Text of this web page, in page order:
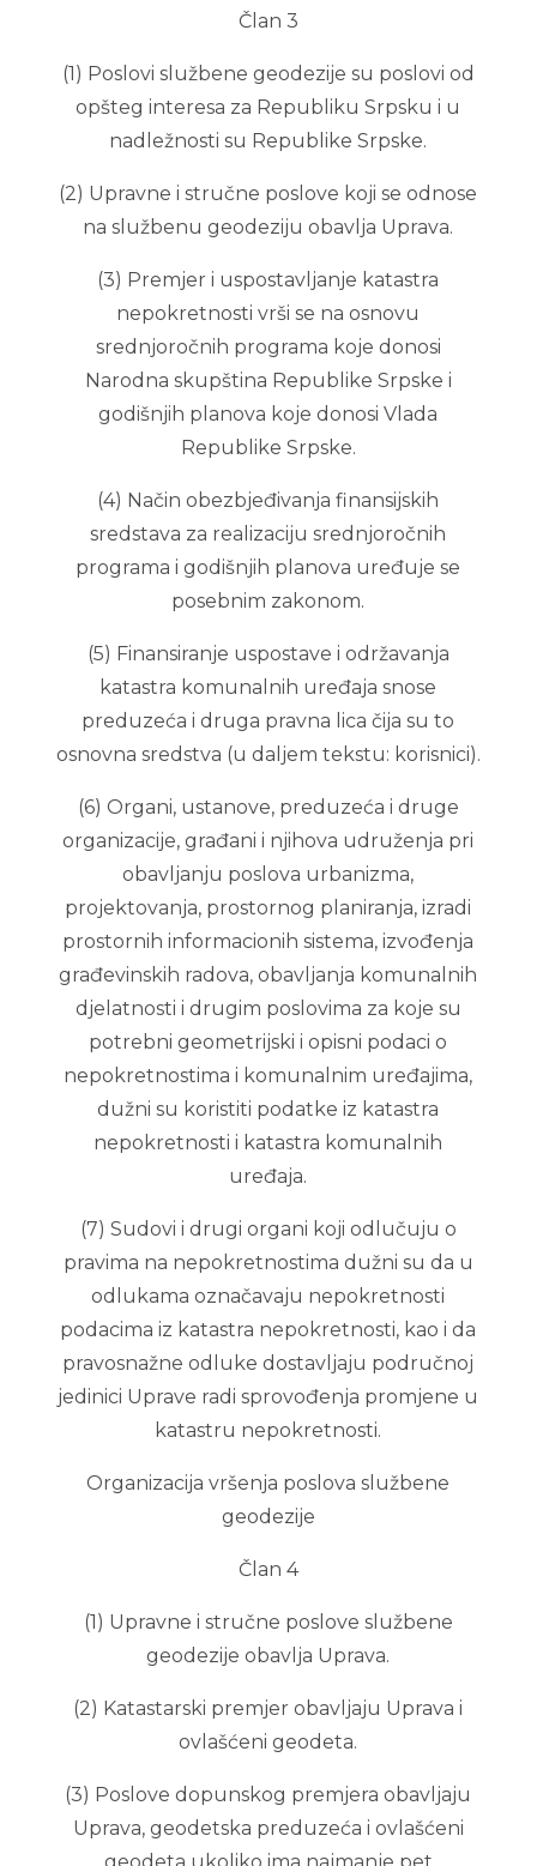
Član 3
(1) Poslovi službene geodezije su poslovi od
opšteg interesa za Republiku Srpsku i u
nadležnosti su Republike Srpske.
(2) Upravne i stručne poslove koji se odnose
na službenu geodeziju obavlja Uprava.
(3) Premjer i uspostavljanje katastra
nepokretnosti vrši se na osnovu
srednjoročnih programa koje donosi
Narodna skupština Republike Srpske i
godišnjih planova koje donosi Vlada
Republike Srpske.
(4) Način obezbjeđivanja finansijskih
sredstava za realizaciju srednjoročnih
programa i godišnjih planova uređuje se
posebnim zakonom.
(5) Finansiranje uspostave i održavanja
katastra komunalnih uređaja snose
preduzeća i druga pravna lica čija su to
osnovna sredstva (u daljem tekstu: korisnici).
(6) Organi, ustanove, preduzeća i druge
organizacije, građani i njihova udruženja pri
obavljanju poslova urbanizma,
projektovanja, prostornog planiranja, izradi
prostornih informacionih sistema, izvođenja
građevinskih radova, obavljanja komunalnih
djelatnosti i drugim poslovima za koje su
potrebni geometrijski i opisni podaci o
nepokretnostima i komunalnim uređajima,
dužni su koristiti podatke iz katastra
nepokretnosti i katastra komunalnih
uređaja.
(7) Sudovi i drugi organi koji odlučuju o
pravima na nepokretnostima dužni su da u
odlukama označavaju nepokretnosti
podacima iz katastra nepokretnosti, kao i da
pravosnažne odluke dostavljaju područnoj
jedinici Uprave radi sprovođenja promjene u
katastru nepokretnosti.
Organizacija vršenja poslova službene
geodezije
Član 4
(1) Upravne i stručne poslove službene
geodezije obavlja Uprava.
(2) Katastarski premjer obavljaju Uprava i
ovlašćeni geodeta.
(3) Poslove dopunskog premjera obavljaju
Uprava, geodetska preduzeća i ovlašćeni